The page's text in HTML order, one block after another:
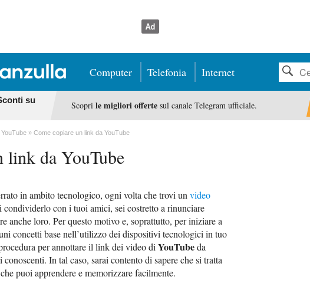
Computer Telefonia Internet
su
Scopri le migliori offertesul canale Telegram ufficiale.
YouTube Come copiare un link da YouTube
link da YouTube
in ambito tecnologico, ogni volta che trovi un video
condividerlo con i tuoi amici, sei costretto a rinunciare
anche loro. Per questo motivo e, soprattutto, per iniziare a
concetti base nell’utilizzo dei dispositivi tecnologici in tuo
per annottare il link dei video di YouTubeda
In tal caso, sarai contento di sapere che si tratta
puoi apprendere e memorizzare facilmente.